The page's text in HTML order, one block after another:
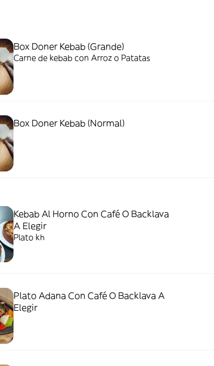
Box Doner Kebab (Grande)
Carne de kebab con Arroz o Patatas
Box Doner Kebab (Normal)
Kebab Al Horno Con Café O Backlava
A Elegir
Plato kh
Plato Adana Con Café O Backlava A
Elegir